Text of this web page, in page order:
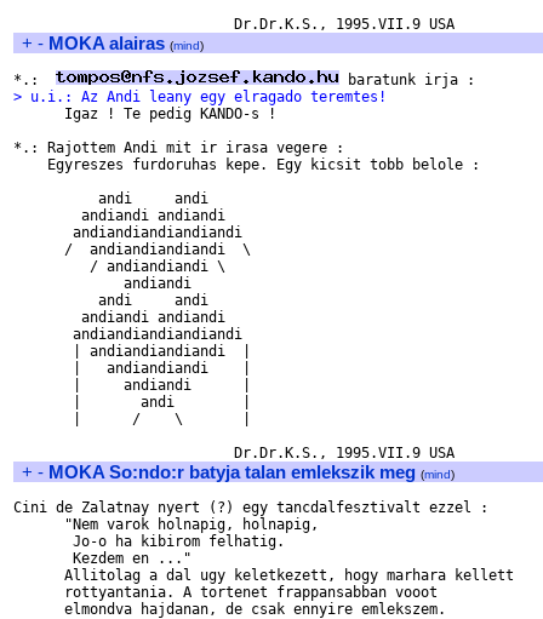
+ - MOKA alairas (mind)
*.:
> u.i.: Az Andi leany egy elragado teremtes!
Igaz ! Te pedig KANDO-s !
*.: Rajottem Andi mit ir irasa vegere :
    Egyreszes furdoruhas kepe. Egy kicsit tobb belole :
          andi     andi
        andiandi andiandi
       andiandiandiandiandi
      /  andiandiandiandi  \
         / andiandiandi \
             andiandi
          andi     andi
        andiandi andiandi
       andiandiandiandiandi
       | andiandiandiandi  |
       |   andiandiandi    |
       |     andiandi      |
       |       andi        |
       |      /    \       |
+ - MOKA So:ndo:r batyja talan emlekszik meg (mind)
Cini de Zalatnay nyert (?) egy tancdalfesztivalt ezzel :
      "Nem varok holnapig, holnapig,
       Jo-o ha kibirom felhatig.
       Kezdem en ..."
      Allitolag a dal ugy keletkezett, hogy marhara kellett
      rottyantania. A tortenet frappansabban vooot
      elmondva hajdanan, de csak ennyire emlekszem.